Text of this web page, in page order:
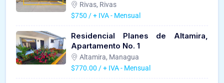
Rivas, Rivas
$750 / + IVA - Mensual
Residencial Planes de Altamira,
Apartamento No. 1
Altamira, Managua
$770.00 / + IVA - Mensual